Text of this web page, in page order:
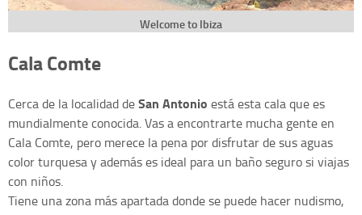
Welcome to Ibiza
Cala Comte
Cerca de la localidad deSan Antonio está esta cala que es
mundialmente conocida. Vas a encontrarte mucha gente en
Cala Comte, pero merece la pena por disfrutar de sus aguas
color turquesa y además es ideal para un baño seguro si viajas
con niños.
Tiene una zona más apartada donde se puede hacer nudismo,